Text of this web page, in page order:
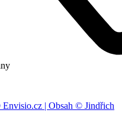
| Obsah © Jindřich